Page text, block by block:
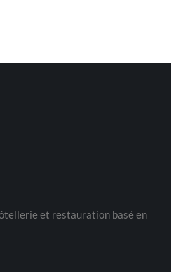
et restauration basé en